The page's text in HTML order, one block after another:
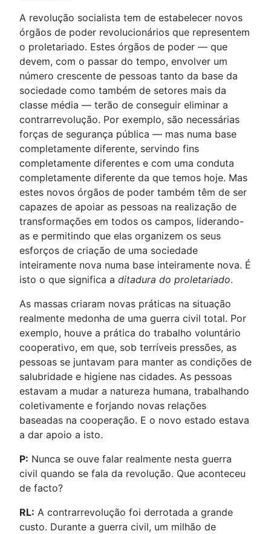
A revolução socialista tem de estabelecer novos
órgãos de poder revolucionários que representem
o proletariado. Estes órgãos de poder — que
devem, com o passar do tempo, envolver um
número crescente de pessoas tanto da base da
sociedade como também de setores mais da
classe média — terão de conseguir eliminar a
contrarrevolução. Por exemplo, são necessárias
forças de segurança pública — mas numa base
completamente diferente, servindo fins
completamente diferentes e com uma conduta
completamente diferente da que temos hoje. Mas
estes novos órgãos de poder também têm de ser
capazes de apoiar as pessoas na realização de
transformações em todos os campos, liderando-
as e permitindo que elas organizem os seus
esforços de criação de uma sociedade
inteiramente nova numa base inteiramente nova. É
isto o que significa a ditadura do proletariado.
As massas criaram novas práticas na situação
realmente medonha de uma guerra civil total. Por
exemplo, houve a prática do trabalho voluntário
cooperativo, em que, sob terríveis pressões, as
pessoas se juntavam para manter as condições de
salubridade e higiene nas cidades. As pessoas
estavam a mudar a natureza humana, trabalhando
coletivamente e forjando novas relações
baseadas na cooperação. E o novo estado estava
a dar apoio a isto.
P: Nunca se ouve falar realmente nesta guerra
civil quando se fala da revolução. Que aconteceu
de facto?
RL: A contrarrevolução foi derrotada a grande
custo. Durante a guerra civil, um milhão de